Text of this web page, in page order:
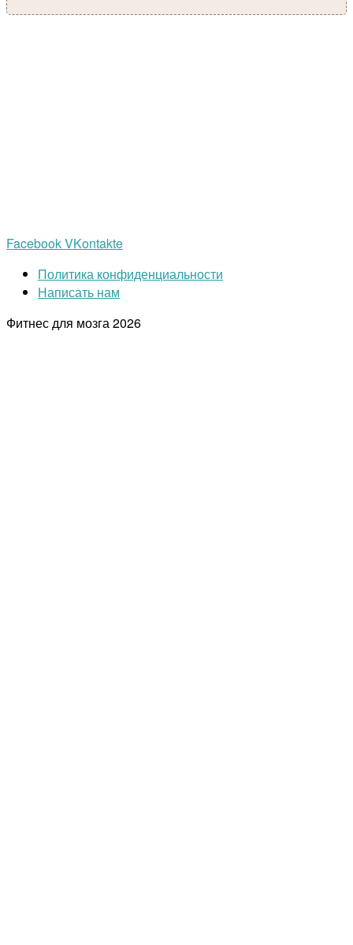
FacebookVKontakte
Политика конфиденциальности
Написать нам
Фитнес для мозга2026